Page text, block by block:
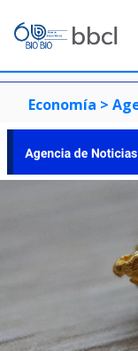
Economía >